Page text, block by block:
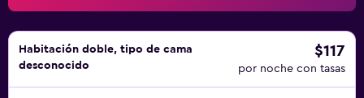
Habitación doble, tipo de cama
desconocido
$117
por noche con tasas